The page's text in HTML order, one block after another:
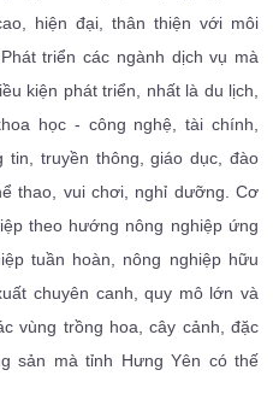
hiện đại, thân thiện với môi
triển các ngành dịch vụ mà
kiện phát triển, nhất là du lịch,
học - công nghệ, tài chính,
tin, truyền thông, giáo dục, đào
thao, vui chơi, nghỉ dưỡng. Cơ
theo hướng nông nghiệp ứng
tuần hoàn, nông nghiệp hữu
chuyên canh, quy mô lớn và
vùng trồng hoa, cây cảnh, đặc
sản mà tỉnh Hưng Yên có thế